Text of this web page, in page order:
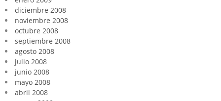
diciembre 2008
noviembre 2008
octubre 2008
septiembre 2008
agosto 2008
julio 2008
junio 2008
mayo 2008
abril 2008